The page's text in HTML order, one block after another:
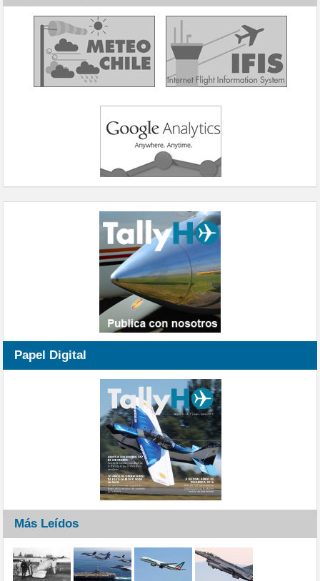
Papel Digital
Más Leídos